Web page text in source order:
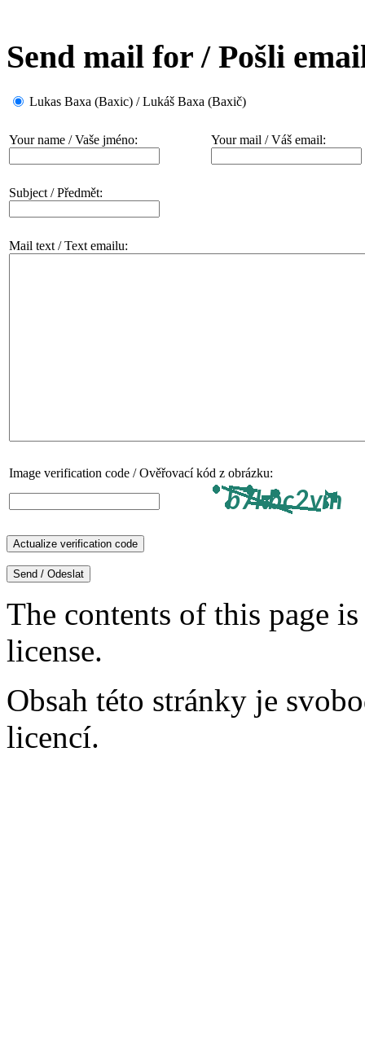
Send mail for / Pošli
Lukas Baxa (Baxic) / Lukáš Baxa (Baxič)
Your name / Vaše jméno: Your mail / Váš email:
Subject / Předmět:
Mail text / Text emailu:
Image verification code / Ověřovací kód z obrázku:
The contents of this page
license.
Obsah této stránky je
licencí.